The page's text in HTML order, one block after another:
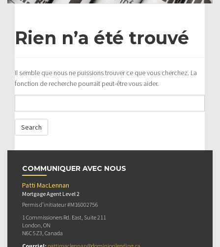
Rien n’a été trouvé
Il semble que nous ne puissions trouver ce que vous cherchez. La
fonction de recherche pourrait peut-être vous aider.
COMMUNIQUER AVEC NOUS
Patti MacLennan
Mortgage Agent Level 2
Permis d’initiateur #M16002756
1 Commissioners Rd. East, Suite 211
London, ON
N6C 5Z3, Canada